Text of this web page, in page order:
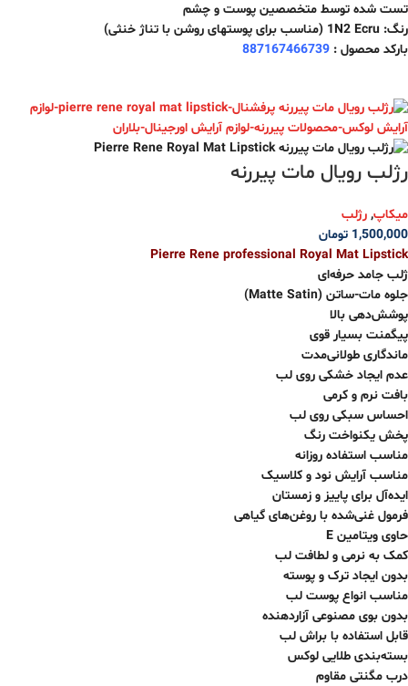
تست شده توسط متخصصین پوست و چشم
رنگ: 1N2 Ecru (مناسب برای پوستهای روشن با تناژ خنثی)
بارکد محصول : 887167466739
رژلب رویال مات پیررنه
میکاپ, رژلب
1,500,000 تومان
Pierre Rene professional Royal Mat Lipstick
ژلب جامد حرفه‌ای
جلوه مات-ساتن (Matte Satin)
پوشش‌دهی بالا
پیگمنت بسیار قوی
ماندگاری طولانی‌مدت
عدم ایجاد خشکی روی لب
بافت نرم و کرمی
احساس سبکی روی لب
پخش یکنواخت رنگ
مناسب استفاده روزانه
مناسب آرایش نود و کلاسیک
ایده‌آل برای پاییز و زمستان
فرمول غنی‌شده با روغن‌های گیاهی
حاوی ویتامین E
کمک به نرمی و لطافت لب
بدون ایجاد ترک و پوسته
مناسب انواع پوست لب
بدون بوی مصنوعی آزاردهنده
قابل استفاده با براش لب
بسته‌بندی طلایی لوکس
درب مگنتی مقاوم